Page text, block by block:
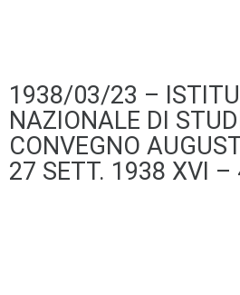
1938/03/23 –
NAZIONALE DI
CONVEGNO
27 SETT. 1938 XVI –